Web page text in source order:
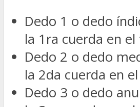
Dedo 1 o dedo
la 1ra cuerda en
Dedo 2 o dedo
la 2da cuerda en
Dedo 3 o dedo